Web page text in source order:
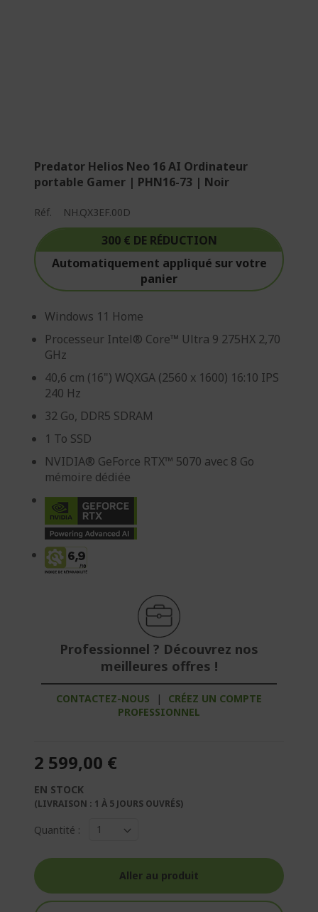
Predator Helios Neo 16 AI Ordinateur
portable Gamer | PHN16-73 | Noir
Réf. NH.QX3EF.00D
300 € DE RÉDUCTION
Automatiquement appliqué sur votre
panier
Windows 11 Home
Processeur Intel® Core™ Ultra 9 275HX 2,70
GHz
40,6 cm (16") WQXGA (2560 x 1600) 16:10 IPS
240 Hz
32 Go, DDR5 SDRAM
1 To SSD
NVIDIA® GeForce RTX™ 5070 avec 8 Go
mémoire dédiée
Professionnel ? Découvrez nos
meilleures offres !
CONTACTEZ-NOUS |
CRÉEZ UN COMPTE
PROFESSIONNEL
2 599,00 €
EN STOCK
(LIVRAISON : 1 À 5 JOURS OUVRÉS)
Quantité :
Aller au produit